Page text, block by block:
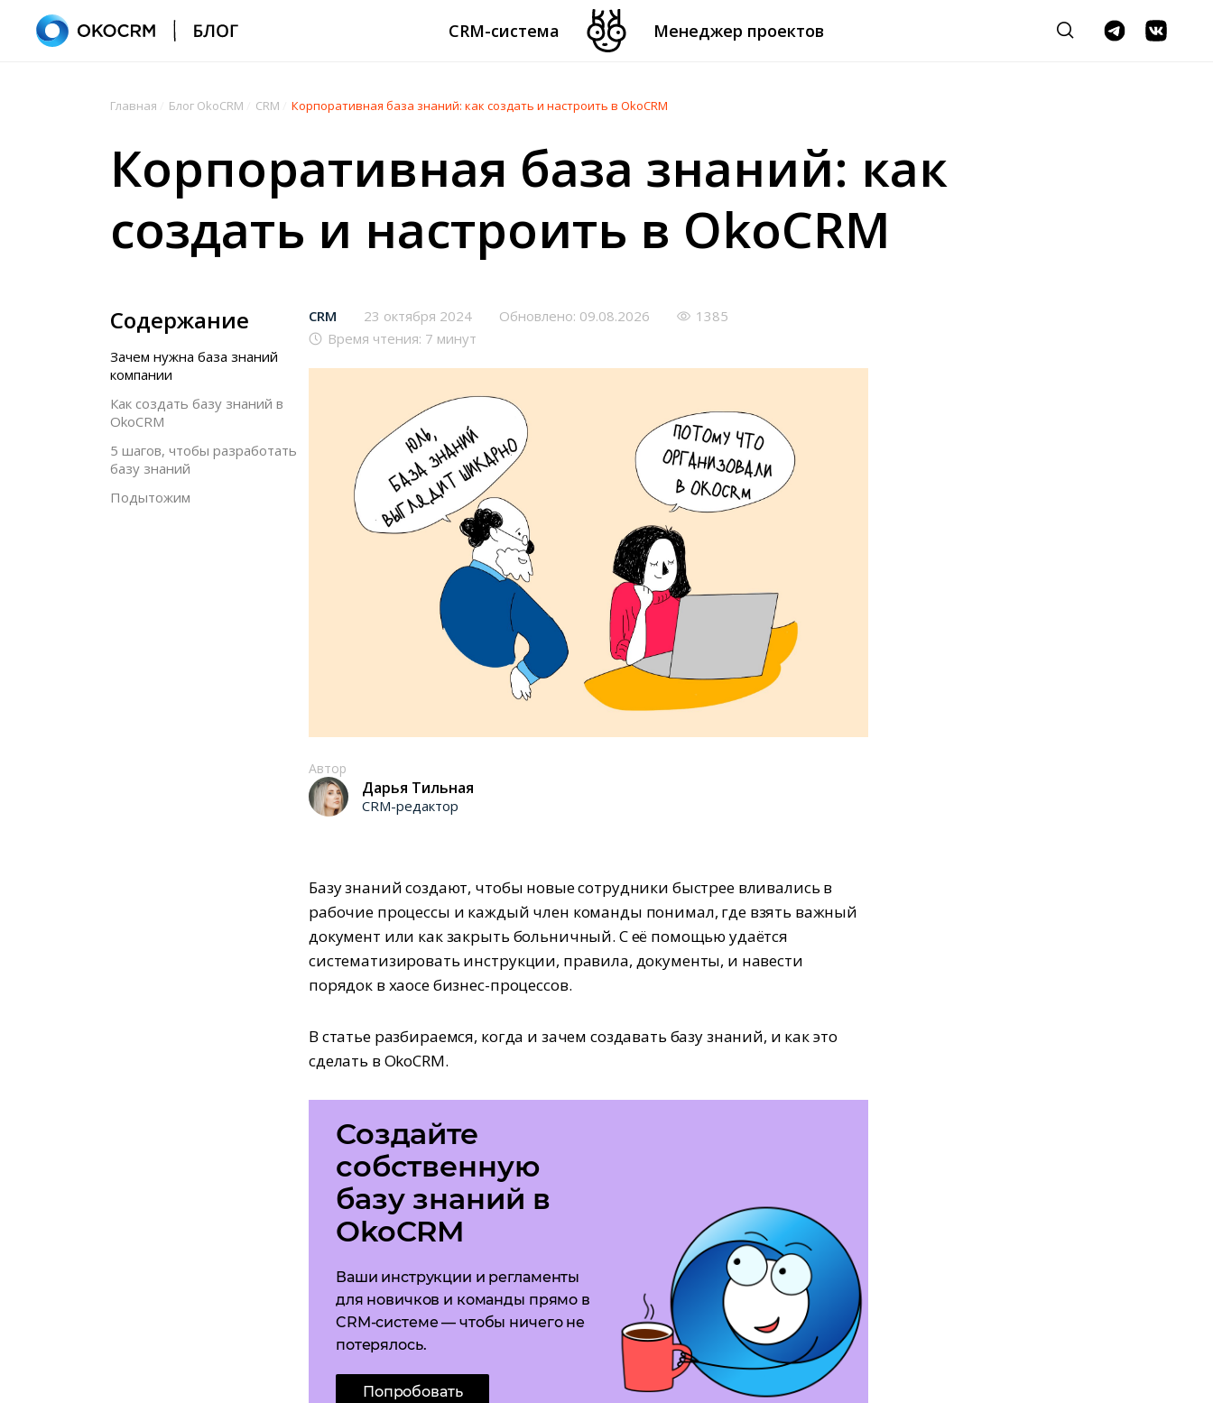
CRM-система Менеджер проектов
Главная Блог OkoCRM CRM Корпоративная база знаний: как создать и настроить в OkoCRM
Корпоративная база знаний: как
создать и настроить в OkoCRM
Содержание
Зачем нужна база знаний
компании
Как создать базу знаний в
OkoCRM
5 шагов, чтобы разработать
базу знаний
Подытожим
CRM 23 октября 2024 Обновлено: 09.08.2026
1385
Время чтения: 7 минут
Автор
Дарья Тильная
CRM-редактор
Базу знаний создают, чтобы новые сотрудники быстрее вливались в
рабочие процессы и каждый член команды понимал, где взять важный
документ или как закрыть больничный. С её помощью удаётся
систематизировать инструкции, правила, документы, и навести
порядок в хаосе бизнес-процессов.
В статье разбираемся, когда и зачем создавать базу знаний, и как это
сделать в OkoCRM.
Создайте
собственную
базу знаний в
OkoCRM
Ваши инструкции и регламенты
для новичков и команды прямо в
CRM-системе — чтобы ничего не
потерялось.
Попробовать